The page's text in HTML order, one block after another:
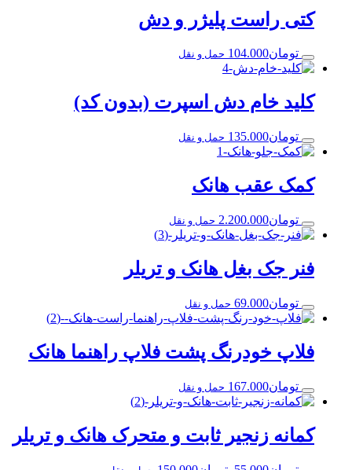
کتی راست پلیژر و دش
تومان104.000 حمل و نقل
کلید خام دش اسپرت (بدون کد)
تومان135.000 حمل و نقل
کمک عقب هانک
تومان2.200.000 حمل و نقل
فنر جک بغل هانک و تریلر
تومان69.000 حمل و نقل
فلاپ خودرنگ پشت فلاپ راهنما هانک
تومان167.000 حمل و نقل
کمانه زنجیر ثابت و متحرک هانک و تریلر